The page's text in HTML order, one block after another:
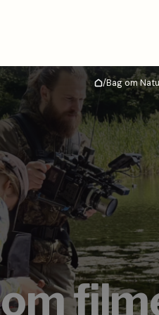
Hjem/Bag om